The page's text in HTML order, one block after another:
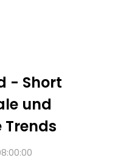
- Short
und